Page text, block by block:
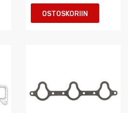
OSTOSKORIIN